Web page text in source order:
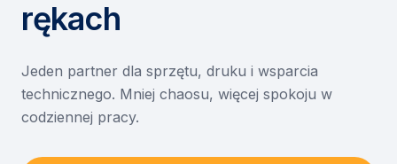
Skanery i obieg dokumentów
Monitory interaktywne
Niszczarki dokumentów
Wynajem urządzeń biurowych
Asystent druku
Misja szkoła
Serwis
O nas
Kontakt
rękach
Jeden partner dla sprzętu, druku i wsparcia
technicznego. Mniej chaosu, więcej spokoju w
codziennej pracy.